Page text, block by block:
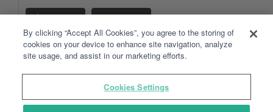
MENTIONS LÉGALES
CGU DU SITE DELTADORE.FR
By clicking “Accept All Cookies”, you agree to the storing of
cookies on your device to enhance site navigation, analyze
site usage, and assist in our marketing efforts.
Cookies Settings